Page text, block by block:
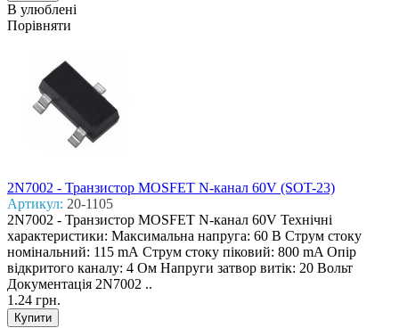
В улюблені
Порівняти
2N7002 - Транзистор MOSFET N-канал 60V (SOT-23)
Артикул: 20-1105
2N7002 - Транзистор MOSFET N-канал 60V Технічні
характеристики: Максимальна напруга: 60 В Струм стоку
номінальний: 115 mА Струм стоку піковий: 800 mA Опір
відкритого каналу: 4 Ом Напруги затвор витік: 20 Вольт
Документація 2N7002 ..
1.24 грн.